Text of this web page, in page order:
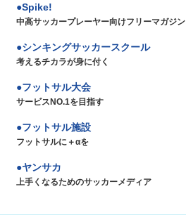
Spike!
中高サッカープレーヤー向けフリーマガジン
シンキングサッカースクール
考えるチカラが身に付く
フットサル大会
サービスNO.1を目指す
フットサル施設
フットサルに＋αを
ヤンサカ
上手くなるためのサッカーメディア